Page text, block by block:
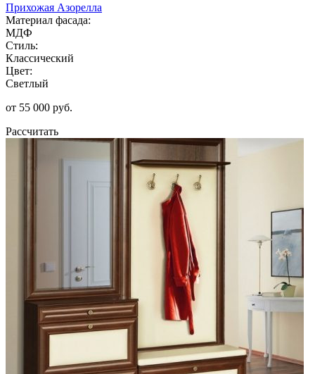
Прихожая Азорелла
Материал фасада:
МДФ
Стиль:
Классический
Цвет:
Светлый
от 55 000 руб.
Рассчитать